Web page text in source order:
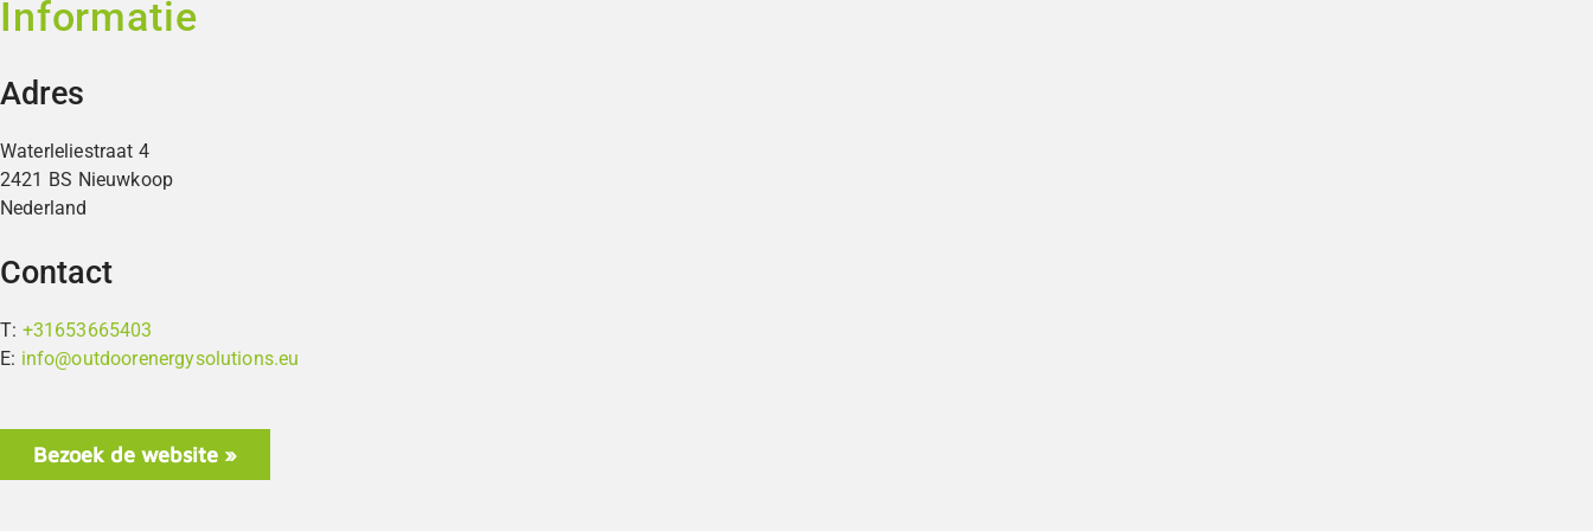
Informatie
Adres
Waterleliestraat 4
2421 BS Nieuwkoop
Nederland
Contact
T: +31653665403
E: info@outdoorenergysolutions.eu
Bezoek de website »